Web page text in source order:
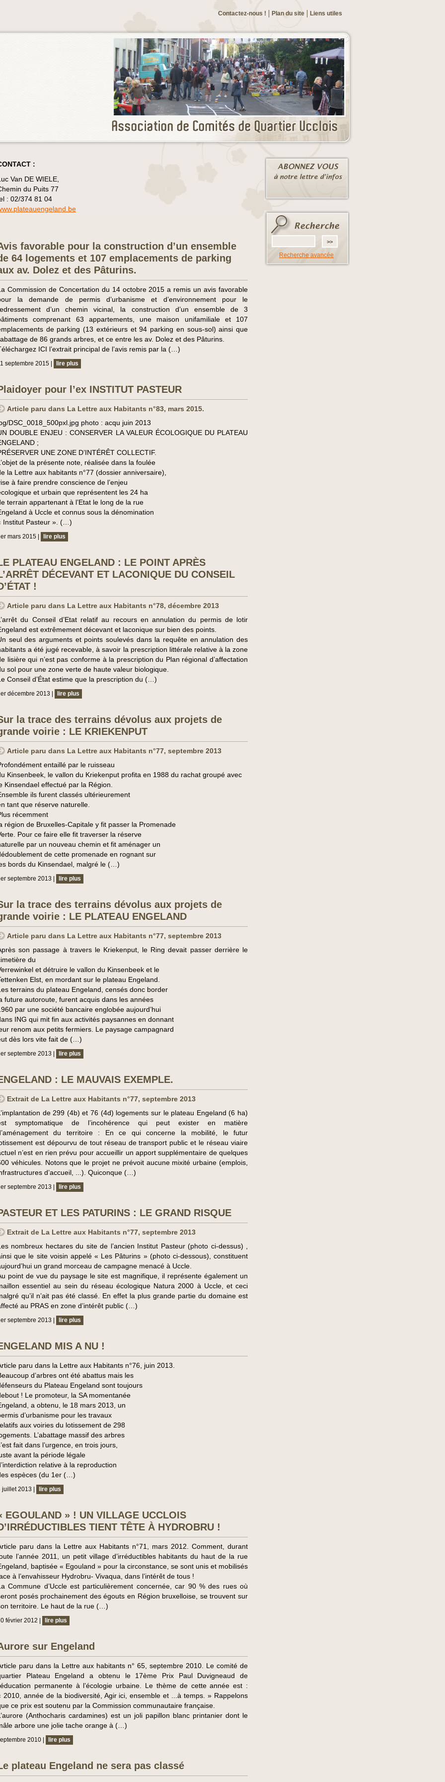
Liens utiles
Plan du site
Contactez-nous !
:
Van DE WIELE,
du Puits 77
: 02/374 81 04
favorable pour la construction d’un ensemble
64 logements et 107 emplacements de parking
av. Dolez et des Pâturins.
Commission de Concertation du 14 octobre 2015 a remis un avis favorable
la demande de permis d’urbanisme et d’environnement pour le
d’un chemin vicinal, la construction d’un ensemble de 3
comprenant 63 appartements, une maison unifamiliale et 107
de parking (13 extérieurs et 94 parking en sous-sol) ainsi que
de 86 grands arbres, et ce entre les av. Dolez et des Pâturins.
ICI l’extrait principal de l’avis remis par la (…)
septembre 2015 | lire plus
pour l’ex INSTITUT PASTEUR
Article paru dans La Lettre aux Habitants n°83, mars 2015.
DSC_0018_500pxl.jpg photo : acqu juin 2013
DOUBLE ENJEU : CONSERVER LA VALEUR ÉCOLOGIQUE DU PLATEAU
;
UNE ZONE D’INTÉRÊT COLLECTIF.
de la présente note, réalisée dans la foulée
la Lettre aux habitants n°77 (dossier anniversaire),
à faire prendre conscience de l’enjeu
et urbain que représentent les 24 ha
terrain appartenant à l’Etat le long de la rue
à Uccle et connus sous la dénomination
Institut Pasteur ». (…)
mars 2015 | lire plus
PLATEAU ENGELAND : LE POINT APRÈS
DÉCEVANT ET LACONIQUE DU CONSEIL
!
Article paru dans La Lettre aux Habitants n°78, décembre 2013
du Conseil d’Etat relatif au recours en annulation du permis de lotir
est extrêmement décevant et laconique sur bien des points.
seul des arguments et points soulevés dans la requête en annulation des
a été jugé recevable, à savoir la prescription littérale relative à la zone
lisière qui n’est pas conforme à la prescription du Plan régional d’affectation
sol pour une zone verte de haute valeur biologique.
Conseil d’État estime que la prescription du (…)
décembre 2013 | lire plus
la trace des terrains dévolus aux projets de
voirie : LE KRIEKENPUT
Article paru dans La Lettre aux Habitants n°77, septembre 2013
entaillé par le ruisseau
Kinsenbeek, le vallon du Kriekenput profita en 1988 du rachat groupé avec
Kinsendael effectué par la Région.
ils furent classés ultérieurement
tant que réserve naturelle.
récemment
région de Bruxelles-Capitale y fit passer la Promenade
Pour ce faire elle fit traverser la réserve
par un nouveau chemin et fit aménager un
de cette promenade en rognant sur
bords du Kinsendael, malgré le (…)
septembre 2013 | lire plus
la trace des terrains dévolus aux projets de
voirie : LE PLATEAU ENGELAND
Article paru dans La Lettre aux Habitants n°77, septembre 2013
son passage à travers le Kriekenput, le Ring devait passer derrière le
du
et détruire le vallon du Kinsenbeek et le
Elst, en mordant sur le plateau Engeland.
terrains du plateau Engeland, censés donc border
future autoroute, furent acquis dans les années
par une société bancaire englobée aujourd’hui
ING qui mit fin aux activités paysannes en donnant
renom aux petits fermiers. Le paysage campagnard
dès lors vite fait de (…)
septembre 2013 | lire plus
: LE MAUVAIS EXEMPLE.
Extrait de La Lettre aux Habitants n°77, septembre 2013
de 299 (4b) et 76 (4d) logements sur le plateau Engeland (6 ha)
symptomatique de l’incohérence qui peut exister en matière
du territoire : En ce qui concerne la mobilité, le futur
est dépourvu de tout réseau de transport public et le réseau viaire
n’est en rien prévu pour accueillir un apport supplémentaire de quelques
véhicules. Notons que le projet ne prévoit aucune mixité urbaine (emplois,
d’accueil, ...). Quiconque (…)
septembre 2013 | lire plus
ET LES PATURINS : LE GRAND RISQUE
Extrait de La Lettre aux Habitants n°77, septembre 2013
nombreux hectares du site de l’ancien Institut Pasteur (photo ci-dessus) ,
que le site voisin appelé « Les Pâturins » (photo ci-dessous), constituent
un grand morceau de campagne menacé à Uccle.
point de vue du paysage le site est magnifique, il représente également un
essentiel au sein du réseau écologique Natura 2000 à Uccle, et ceci
qu’il n’ait pas été classé. En effet la plus grande partie du domaine est
au PRAS en zone d’intérêt public (…)
septembre 2013 | lire plus
MIS A NU !
paru dans la Lettre aux Habitants n°76, juin 2013.
d’arbres ont été abattus mais les
du Plateau Engeland sont toujours
! Le promoteur, la SA momentanée
a obtenu, le 18 mars 2013, un
d’urbanisme pour les travaux
aux voiries du lotissement de 298
L’abattage massif des arbres
fait dans l’urgence, en trois jours,
avant la période légale
relative à la reproduction
espèces (du 1er (…)
juillet 2013 | lire plus
EGOULAND » ! UN VILLAGE UCCLOIS
TIENT TÊTE À HYDROBRU !
paru dans la Lettre aux Habitants n°71, mars 2012. Comment, durant
l’année 2011, un petit village d’irréductibles habitants du haut de la rue
baptisée « Egouland » pour la circonstance, se sont unis et mobilisés
à l’envahisseur Hydrobru- Vivaqua, dans l’intérêt de tous !
Commune d’Uccle est particulièrement concernée, car 90 % des rues où
posés prochainement des égouts en Région bruxelloise, se trouvent sur
territoire. Le haut de la rue (…)
février 2012 | lire plus
sur Engeland
paru dans la Lettre aux habitants n° 65, septembre 2010. Le comité de
Plateau Engeland a obtenu le 17ème Prix Paul Duvigneaud de
permanente à l’écologie urbaine. Le thème de cette année est :
2010, année de la biodiversité, Agir ici, ensemble et ...à temps. » Rappelons
ce prix est soutenu par la Commission communautaire française.
(Anthocharis cardamines) est un joli papillon blanc printanier dont le
arbore une jolie tache orange à (…)
2010 | lire plus
plateau Engeland ne sera pas classé
Recherche avancée